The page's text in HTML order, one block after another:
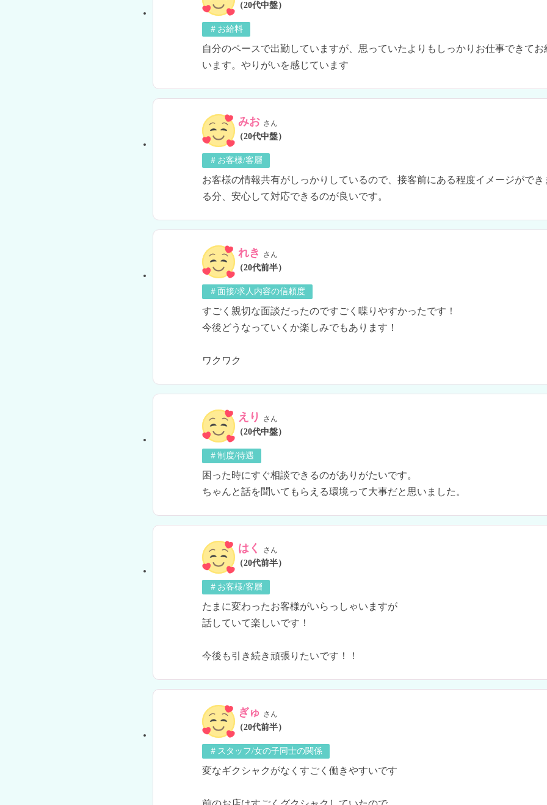
（20代中盤）
＃お給料
自分のペースで出勤していますが、思っていたよりもしっかりお仕事できてお
います。やりがいを感じています
みお さん
（20代中盤）
＃お客様/客層
お客様の情報共有がしっかりしているので、接客前にある程度イメージができ
る分、安心して対応できるのが良いです。
れき さん
（20代前半）
＃面接/求人内容の信頼度
すごく親切な面談だったのですごく喋りやすかったです！
今後どうなっていくか楽しみでもあります！
ワクワク
えり さん
（20代中盤）
＃制度/待遇
困った時にすぐ相談できるのがありがたいです。
ちゃんと話を聞いてもらえる環境って大事だと思いました。
はく さん
（20代前半）
＃お客様/客層
たまに変わったお客様がいらっしゃいますが
話していて楽しいです！
今後も引き続き頑張りたいです！！
ぎゅ さん
（20代前半）
＃スタッフ/女の子同士の関係
変なギクシャクがなくすごく働きやすいです